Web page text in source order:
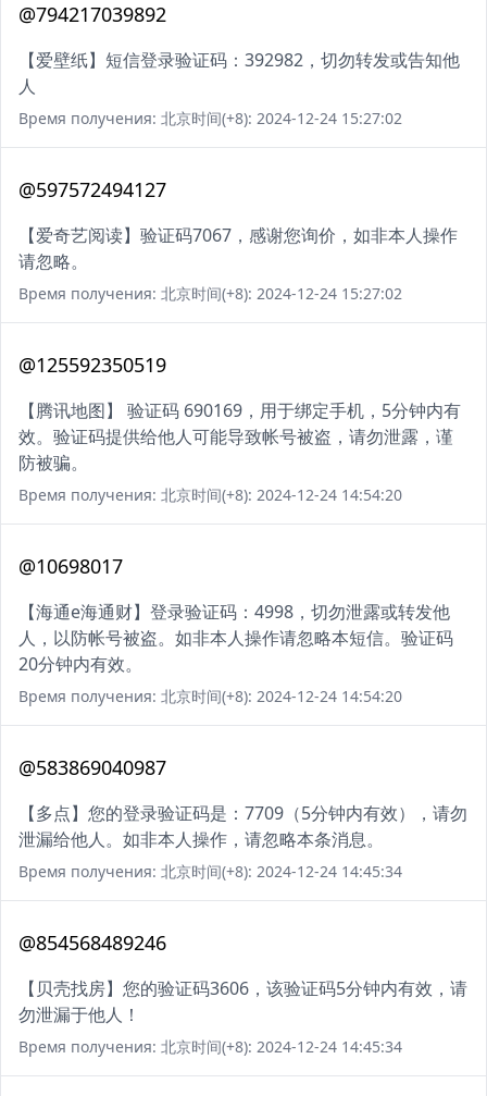
@794217039892
【爱壁纸】短信登录验证码：392982，切勿转发或告知他
人
Время получения: 北京时间(+8): 2024-12-24 15:27:02
@597572494127
【爱奇艺阅读】验证码7067，感谢您询价，如非本人操作
请忽略。
Время получения: 北京时间(+8): 2024-12-24 15:27:02
@125592350519
【腾讯地图】 验证码 690169，用于绑定手机，5分钟内有
效。验证码提供给他人可能导致帐号被盗，请勿泄露，谨
防被骗。
Время получения: 北京时间(+8): 2024-12-24 14:54:20
@10698017
【海通e海通财】登录验证码：4998，切勿泄露或转发他
人，以防帐号被盗。如非本人操作请忽略本短信。验证码
20分钟内有效。
Время получения: 北京时间(+8): 2024-12-24 14:54:20
@583869040987
【多点】您的登录验证码是：7709（5分钟内有效），请勿
泄漏给他人。如非本人操作，请忽略本条消息。
Время получения: 北京时间(+8): 2024-12-24 14:45:34
@854568489246
【贝壳找房】您的验证码3606，该验证码5分钟内有效，请
勿泄漏于他人！
Время получения: 北京时间(+8): 2024-12-24 14:45:34